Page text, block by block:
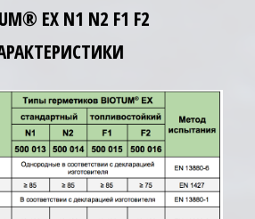
EX N1 N2 F1 F2